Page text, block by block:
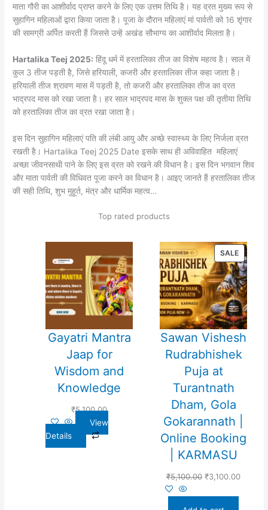
माता गौरी का आशीर्वाद प्राप्त करने के लिए एक उत्तम तिथि है। यह व्रत मुख्य रूप से
सुहागिन महिलाओं द्वारा किया जाता है। पूजा के दौरान महिलाएं मां पार्वती को 16 शृंगार
की सामग्री अर्पित करती हैं जिससे उन्हें अखंड सौभाग्य का आशीर्वाद मिलता है।
Hartalika Teej 2025: हिंदू धर्म में हरतालिका तीज का विशेष महत्व है। साल में
कुल 3 तीज पड़ती है, जिसे हरियाली, कजरी और हरतालिका तीज कहा जाता है।
हरियाली तीज श्रावण मास में पड़ती है, तो कजरी और हरतालिका तीज का व्रत
भाद्रपद मास को रखा जाता है। हर साल भाद्रपद मास के शुक्ल पक्ष की तृतीया तिथि
को हरतालिका तीज का व्रत रखा जाता है।
इस दिन सुहागिन महिलाएं पति की लंबी आयु और अच्छे स्वास्थ्य के लिए निर्जला व्रत
रखती है। Hartalika Teej 2025 Date इसके साथ ही अविवाहित महिलाएं
अच्छा जीवनसाथी पाने के लिए इस व्रत को रखने की विधान है। इस दिन भगवान शिव
और माता पार्वती की विधिवत पूजा करने का विधान है। आइए जानते हैं हरतालिका तीज
की सही तिथि, शुभ मुहूर्त, मंत्र और धार्मिक महत्व…
Top rated products
Gayatri Mantra
Jaap for
Wisdom and
Knowledge
₹5,100.00
View
Details
SALE
ON
SALE
Sawan Vishesh
Rudrabhishek
Puja at
Turantnath
Dham, Gola
Gokarannath |
Online Booking
| KARMASU
₹5,100.00 ₹3,100.00